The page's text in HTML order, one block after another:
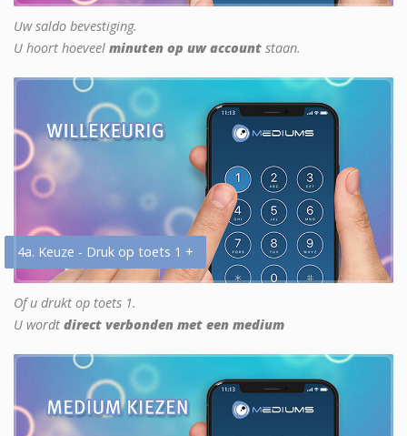
Uw saldo bevestiging.
U hoort hoeveel minuten op uw account staan.
4a. Keuze - Druk op toets 1 +
Of u drukt op toets 1.
U wordt direct verbonden met een medium